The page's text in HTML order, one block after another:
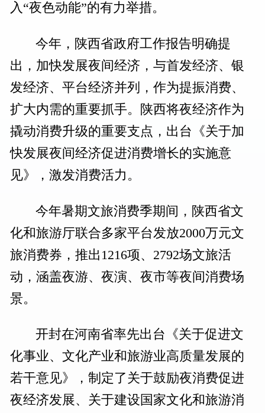
入“夜色动能”的有力举措。
今年，陕西省政府工作报告明确提
出，加快发展夜间经济，与首发经济、银
发经济、平台经济并列，作为提振消费、
扩大内需的重要抓手。陕西将夜经济作为
撬动消费升级的重要支点，出台《关于加
快发展夜间经济促进消费增长的实施意
见》，激发消费活力。
今年暑期文旅消费季期间，陕西省文
化和旅游厅联合多家平台发放2000万元文
旅消费券，推出1216项、2792场文旅活
动，涵盖夜游、夜演、夜市等夜间消费场
景。
开封在河南省率先出台《关于促进文
化事业、文化产业和旅游业高质量发展的
若干意见》，制定了关于鼓励夜消费促进
夜经济发展、关于建设国家文化和旅游消